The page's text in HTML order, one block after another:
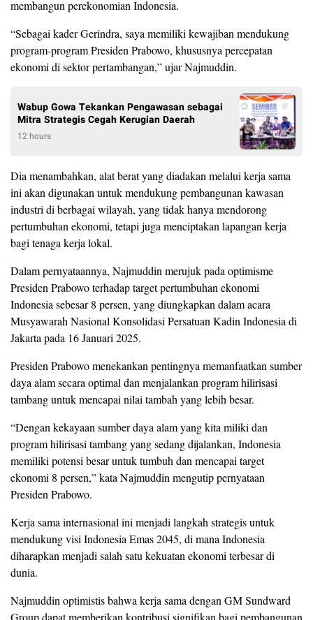
membangun perekonomian Indonesia.
“Sebagai kader Gerindra, saya memiliki kewajiban mendukung
program-program Presiden Prabowo, khususnya percepatan
ekonomi di sektor pertambangan,” ujar Najmuddin.
Wabup Gowa Tekankan Pengawasan sebagai
Mitra Strategis Cegah Kerugian Daerah
12 hours
Dia menambahkan, alat berat yang diadakan melalui kerja sama
ini akan digunakan untuk mendukung pembangunan kawasan
industri di berbagai wilayah, yang tidak hanya mendorong
pertumbuhan ekonomi, tetapi juga menciptakan lapangan kerja
bagi tenaga kerja lokal.
Dalam pernyataannya, Najmuddin merujuk pada optimisme
Presiden Prabowo terhadap target pertumbuhan ekonomi
Indonesia sebesar 8 persen, yang diungkapkan dalam acara
Musyawarah Nasional Konsolidasi Persatuan Kadin Indonesia di
Jakarta pada 16 Januari 2025.
Presiden Prabowo menekankan pentingnya memanfaatkan sumber
daya alam secara optimal dan menjalankan program hilirisasi
tambang untuk mencapai nilai tambah yang lebih besar.
“Dengan kekayaan sumber daya alam yang kita miliki dan
program hilirisasi tambang yang sedang dijalankan, Indonesia
memiliki potensi besar untuk tumbuh dan mencapai target
ekonomi 8 persen,” kata Najmuddin mengutip pernyataan
Presiden Prabowo.
Kerja sama internasional ini menjadi langkah strategis untuk
mendukung visi Indonesia Emas 2045, di mana Indonesia
diharapkan menjadi salah satu kekuatan ekonomi terbesar di
dunia.
Najmuddin optimistis bahwa kerja sama dengan GM Sundward
Group dapat memberikan kontribusi signifikan bagi pembangunan